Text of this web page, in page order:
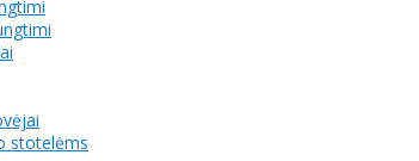
stotelėms